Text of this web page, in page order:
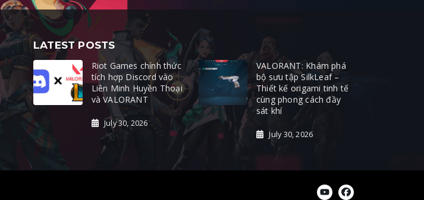
LATEST POSTS
Riot Games chính thức
tích hợp Discord vào
Liên Minh Huyền Thoại
và VALORANT
July 30, 2026
VALORANT: Khám phá
bộ sưu tập SilkLeaf –
Thiết kế origami tinh tế
cùng phong cách đầy
sát khí
July 30, 2026